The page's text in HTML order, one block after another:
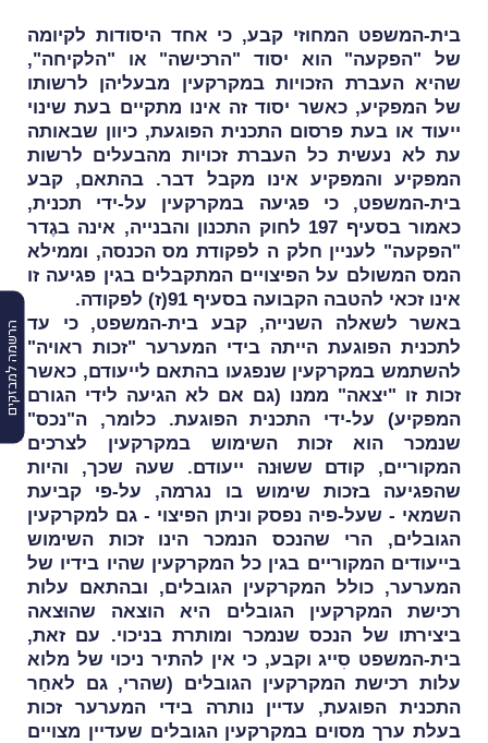
הרשמה למבזקים
בית-המשפט המחוזי קבע, כי אחד היסודות לקיומה
של "הפקעה" הוא יסוד "הרכישה" או "הלקיחה",
שהיא העברת הזכויות במקרקעין מבעליהן לרשותו
של המפקיע, כאשר יסוד זה אינו מתקיים בעת שינוי
ייעוד או בעת פרסום התכנית הפוגעת, כיוון שבאותה
עת לא נעשית כל העברת זכויות מהבעלים לרשות
המפקיע והמפקיע אינו מקבל דבר. בהתאם, קבע
בית-המשפט, כיפגיעה במקרקעין על-ידי תכנית,
כאמור בסעיף 197 לחוק התכנון והבנייה, אינה בגֶדר
"הפקעה" לעניין חלק ה לפקודת מס הכנסה, וממילא
המס המשולם על הפיצויים המתקבלים בגין פגיעה זו
אינו זכאי להטבה הקבועה בסעיף 91(ז) לפקודה.
באשר לשאלה השנייה, קבע בית-המשפט, כי עד
לתכנית הפוגעת הייתה בידי המערער "זכות ראויה"
להשתמש במקרקעין שנפגעו בהתאם לייעודם, כאשר
זכות זו "יצאה" ממנו (גם אם לא הגיעה לידי הגורם
המפקיע) על-ידי התכנית הפוגעת. כלומר, ה"נכס"
שנמכר הוא זכות השימוש במקרקעין לצרכים
המקוריים, קודם ששוּנה ייעודם. שעה שכך, והיות
שהפגיעה בזכות שימוש בו נגרמה, על-פי קביעת
השמאי - שעל-פיה נפסק וניתן הפיצוי - גם למקרקעין
הגובלים, הרי שהנכס הנמכר הינו זכות השימוש
בייעודים המקוריים בגין כל המקרקעין שהיו בידיו של
המערער, כולל המקרקעין הגובלים, ובהתאם עלות
רכישת המקרקעין הגובלים היא הוצאה שהוּצאה
ביצירתו של הנכס שנמכר ומותרת בניכוי. עם זאת,
בית-המשפט סִייג וקבע, כי אין להתיר ניכוי של מלוא
עלות רכישת המקרקעין הגובלים (שהרי, גם לאחַר
התכנית הפוגעת, עדיין נותרה בידי המערער זכות
בעלת ערך מסוים במקרקעין הגובלים שעדיין מצויים